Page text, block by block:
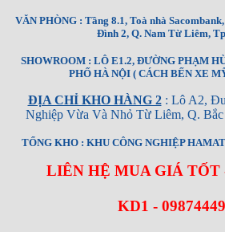
VĂN PHÒNG : Tầng 8.1, Toà nhà
Đình 2, Q. Nam Từ Liêm,
SHOWROOM : LÔ E1.2, ĐƯỜNG PHẠM
PHỐ HÀ NỘI ( CÁCH BẾN XE
ĐỊA CHỈ KHO HÀNG 2: Lô A2,
Nghiệp Vừa Và Nhỏ Từ Liêm, Q.
TỔNG KHO : KHU CÔNG NGHIỆP
LIÊN HỆ MUA GIÁ TỐT
KD1 -